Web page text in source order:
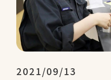
2021/09/13